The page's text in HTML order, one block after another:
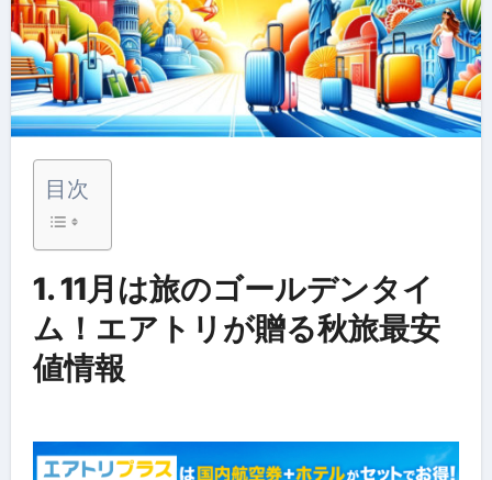
目次
1. 11月は旅のゴールデンタイ
ム！エアトリが贈る秋旅最安
値情報